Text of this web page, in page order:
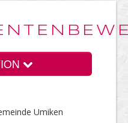
Umiken